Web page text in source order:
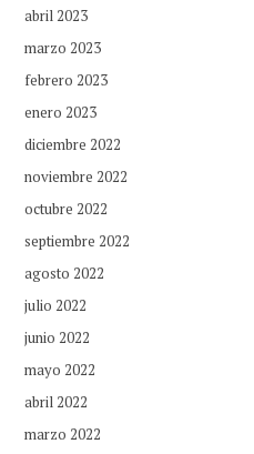
abril 2023
marzo 2023
febrero 2023
enero 2023
diciembre 2022
noviembre 2022
octubre 2022
septiembre 2022
agosto 2022
julio 2022
junio 2022
mayo 2022
abril 2022
marzo 2022